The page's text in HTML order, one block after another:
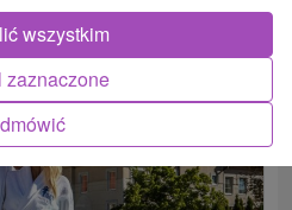
basenów i świata saun.
zaznaczone
wszystkim